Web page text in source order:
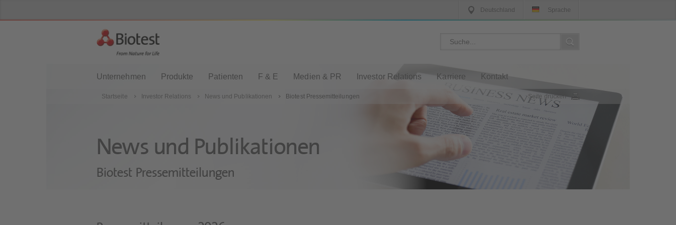
Deutschland Sprache
News und Publikationen
Biotest Pressemitteilungen
Unternehmen Produkte Patienten F & E Medien & PR Investor Relations Karriere Kontakt
Startseite Investor Relations News und Publikationen Biotest Pressemitteilungen Seite drucken